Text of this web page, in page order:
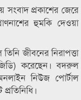
সংবাদ প্রকাশের জেরে
হুমকি দেওয়া
জীবনের নিরাপত্তা
করেছেন। বদরুল
নিউজ পোর্টাল